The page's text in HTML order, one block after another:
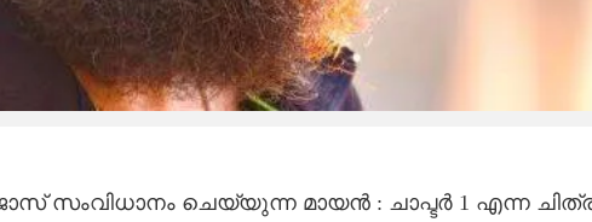
​സം​വി​ധാ​നം​ ​ചെ​യ്യു​ന്ന​ ​മാ​യ​ൻ :​ ​ചാ​പ്ട​ർ​ 1​ ​എ​ന്ന​